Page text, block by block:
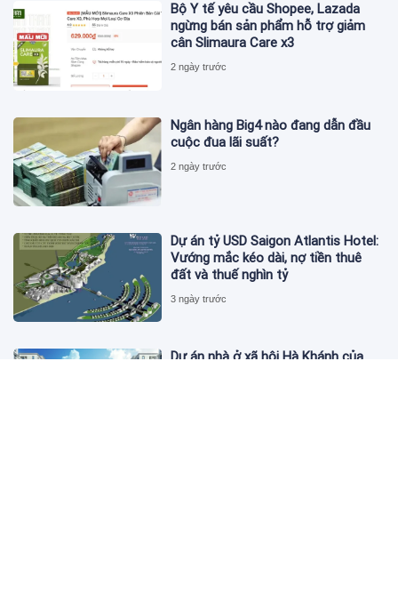
Bộ Y tế yêu cầu Shopee, Lazada
ngừng bán sản phẩm hỗ trợ giảm
cân Slimaura Care x3
2 ngày trước
Ngân hàng Big4 nào đang dẫn đầu
cuộc đua lãi suất?
2 ngày trước
Dự án tỷ USD Saigon Atlantis Hotel:
Vướng mắc kéo dài, nợ tiền thuê
đất và thuế nghìn tỷ
3 ngày trước
Dự án nhà ở xã hội Hà Khánh của